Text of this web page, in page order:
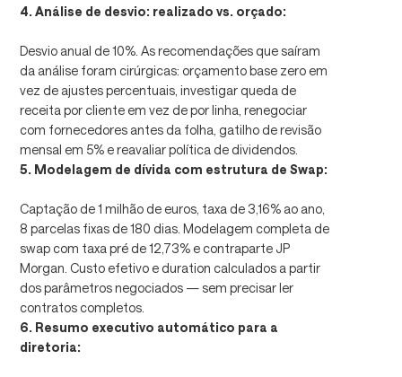
4. Análise de desvio: realizado vs. orçado:
Desvio anual de 10%. As recomendações que saíram
da análise foram cirúrgicas: orçamento base zero em
vez de ajustes percentuais, investigar queda de
receita por cliente em vez de por linha, renegociar
com fornecedores antes da folha, gatilho de revisão
mensal em 5% e reavaliar política de dividendos.
5. Modelagem de dívida com estrutura de Swap:
Captação de 1 milhão de euros, taxa de 3,16% ao ano,
8 parcelas fixas de 180 dias. Modelagem completa de
swap com taxa pré de 12,73% e contraparte JP
Morgan. Custo efetivo e duration calculados a partir
dos parâmetros negociados — sem precisar ler
contratos completos.
6. Resumo executivo automático para a
diretoria: